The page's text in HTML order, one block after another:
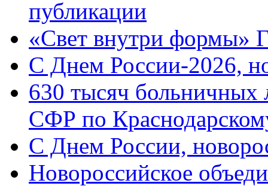
публикации
«Свет внутри формы»
C Днем России-2026,
630 тысяч больничных
СФР по
C Днем России,
Новороссийское